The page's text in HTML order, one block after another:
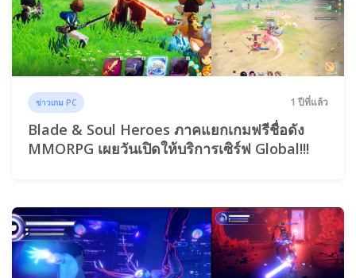
ข่าวเกม PC 1 ปีที่แล้ว
Blade & Soul Heroes ภาคแยกเกมฟรีชื่อดัง
MMORPG เผยวันเปิดให้บริการเซิร์ฟ Global!!!